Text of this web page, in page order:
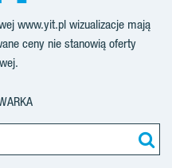
www.yit.pl wizualizacje mają
ceny nie stanowią oferty